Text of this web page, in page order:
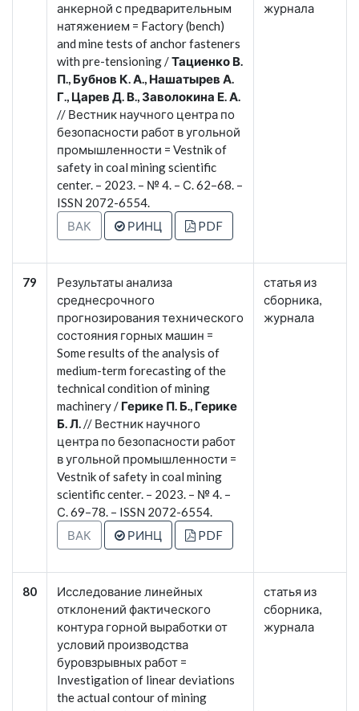
анкерной с предварительным
натяжением = Factory (bench)
and mine tests of anchor fasteners
with pre-tensioning /Тациенко В.
П., Бубнов К. А., Нашатырев А.
Г., Царев Д. В., Заволокина Е. А.
// Вестник научного центра по
безопасности работ в угольной
промышленности = Vestnik of
safety in coal mining scientific
center. – 2023. – № 4. – С. 62–68. –
ISSN 2072-6554.
ВАК
РИНЦ PDF
журнала
79
Результаты анализа
среднесрочного
прогнозирования технического
состояния горных машин =
Some results of the analysis of
medium-term forecasting of the
technical condition of mining
machinery / Герике П. Б., Герике
Б. Л.// Вестник научного
центра по безопасности работ
в угольной промышленности =
Vestnik of safety in coal mining
scientific center. – 2023. – № 4. –
С. 69–78. – ISSN 2072-6554.
ВАК
РИНЦ PDF
статья из
сборника,
журнала
80
Исследование линейных
отклонений фактического
контура горной выработки от
условий производства
буровзрывных работ =
Investigation of linear deviations
the actual contour of mining
статья из
сборника,
журнала